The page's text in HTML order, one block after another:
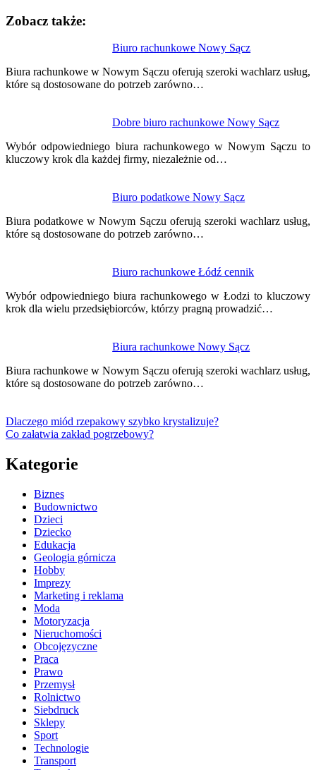
Zobacz także:
Biuro rachunkowe Nowy Sącz
Biura rachunkowe w Nowym Sączu oferują szeroki wachlarz usług,
które są dostosowane do potrzeb zarówno…
Dobre biuro rachunkowe Nowy Sącz
Wybór odpowiedniego biura rachunkowego w Nowym Sączu to
kluczowy krok dla każdej firmy, niezależnie od…
Biuro podatkowe Nowy Sącz
Biura podatkowe w Nowym Sączu oferują szeroki wachlarz usług,
które są dostosowane do potrzeb zarówno…
Biuro rachunkowe Łódź cennik
Wybór odpowiedniego biura rachunkowego w Łodzi to kluczowy
krok dla wielu przedsiębiorców, którzy pragną prowadzić…
Biura rachunkowe Nowy Sącz
Biura rachunkowe w Nowym Sączu oferują szeroki wachlarz usług,
które są dostosowane do potrzeb zarówno…
wpisu
Dlaczego miód rzepakowy szybko krystalizuje?
Co załatwia zakład pogrzebowy?
Kategorie
Biznes
Budownictwo
Dzieci
Dziecko
Edukacja
Geologia górnicza
Hobby
Imprezy
Marketing i reklama
Moda
Motoryzacja
Nieruchomości
Obcojęzyczne
Praca
Prawo
Przemysł
Rolnictwo
Siebdruck
Sklepy
Sport
Technologie
Transport